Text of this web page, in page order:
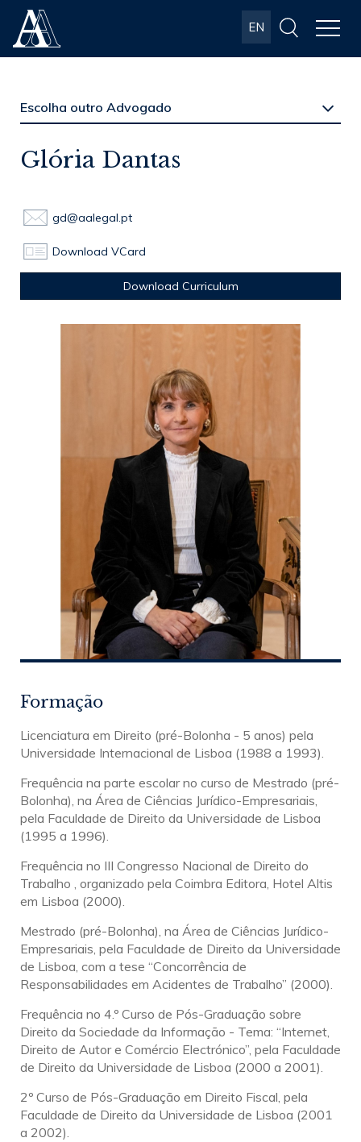
Albuquerque
& Almeida
EN
Glória Dantas
gd@aalegal.pt
Download VCard
Download Curriculum
Formação
Licenciatura em Direito (pré-Bolonha - 5 anos) pela
Universidade Internacional de Lisboa (1988 a 1993).
Frequência na parte escolar no curso de Mestrado (pré-
Bolonha), na Área de Ciências Jurídico-Empresariais,
pela Faculdade de Direito da Universidade de Lisboa
(1995 a 1996).
Frequência no III Congresso Nacional de Direito do
Trabalho , organizado pela Coimbra Editora, Hotel Altis
em Lisboa (2000).
Mestrado (pré-Bolonha), na Área de Ciências Jurídico-
Empresariais, pela Faculdade de Direito da Universidade
de Lisboa, com a tese “Concorrência de
Responsabilidades em Acidentes de Trabalho” (2000).
Frequência no 4.º Curso de Pós-Graduação sobre
Direito da Sociedade da Informação - Tema: “Internet,
Direito de Autor e Comércio Electrónico”, pela Faculdade
de Direito da Universidade de Lisboa (2000 a 2001).
2º Curso de Pós-Graduação em Direito Fiscal, pela
Faculdade de Direito da Universidade de Lisboa (2001
a 2002).